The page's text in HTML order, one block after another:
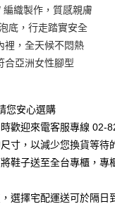
織製作，質感親膚
底，行走踏實安全
裡，全天候不悶熱
合亞洲女性腳型
您安心選購
歡迎來電客服專線 02-
寸，以減少您換貨等待
鞋子送至全台專櫃，專
選擇宅配運送可於隔日